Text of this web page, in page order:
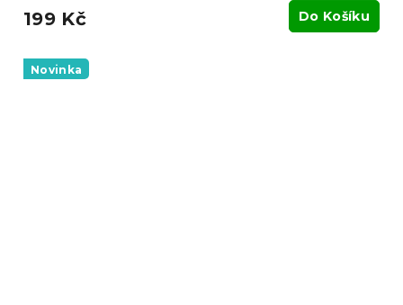
199 Kč Do Košíku
Novinka